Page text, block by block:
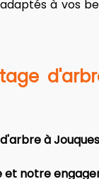
à vos
à
et notre